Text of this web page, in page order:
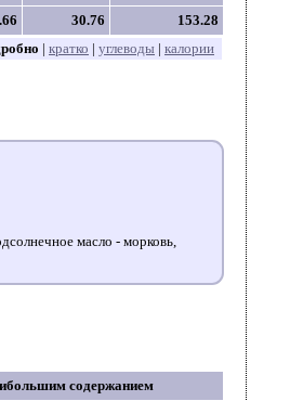
30.76
153.28
| кратко | углеводы | калории
масло - морковь,
содержанием